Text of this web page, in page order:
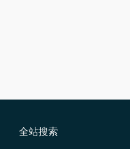
全站搜索